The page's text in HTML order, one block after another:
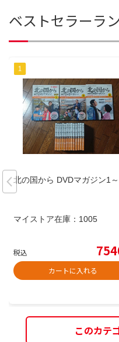
ベストセラーラ
北の国から DVDマガジン1
マイストア在庫： 1005
税込
カートに入れる
このカテ